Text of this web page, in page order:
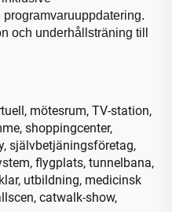
och underhållsträning till
mötesrum, TV-station,
shoppingcenter,
självbetjäningsföretag,
flygplats, tunnelbana,
utbildning, medicinsk
catwalk-show,